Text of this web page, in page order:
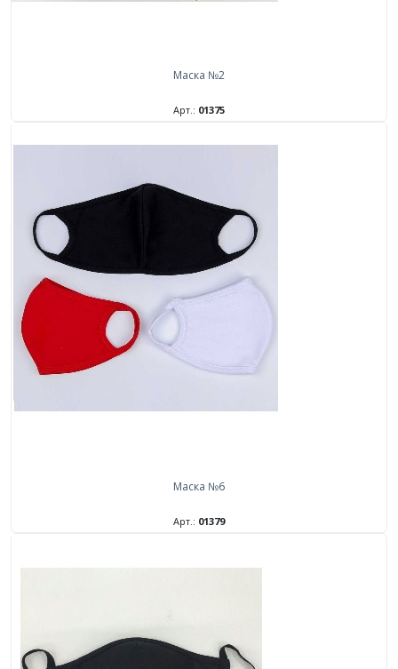
Маска №2
Арт.: 01375
Маска №6
Арт.: 01379